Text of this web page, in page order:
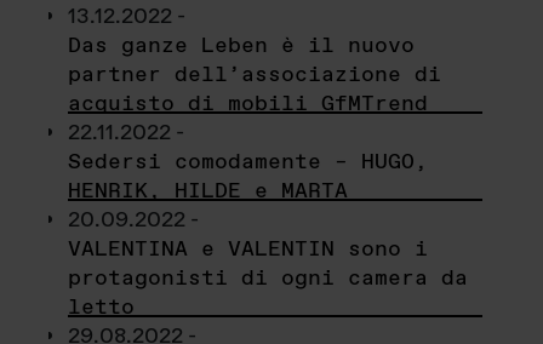
13.12.2022 -
Das ganze Leben è il nuovo
partner dell’associazione di
acquisto di mobili GfMTrend
22.11.2022 -
Sedersi comodamente – HUGO,
HENRIK, HILDE e MARTA
20.09.2022 -
VALENTINA e VALENTIN sono i
protagonisti di ogni camera da
letto
29.08.2022 -